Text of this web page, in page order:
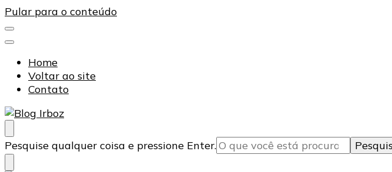
Pular para o conteúdo
Home
Voltar ao site
Contato
Blog Irboz
Blog de Lubrificação Industrial
Procurando
algo?
Pesquise qualquer coisa e pressione Enter.